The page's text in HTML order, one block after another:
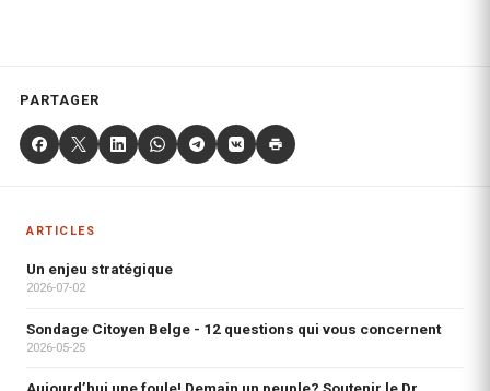
PARTAGER
ARTICLES
Un enjeu stratégique
2026-07-02
Sondage Citoyen Belge - 12 questions qui vous concernent
2026-05-25